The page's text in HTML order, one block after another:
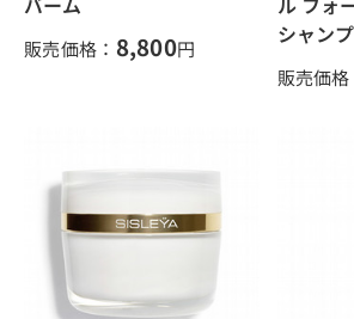
販売価格： 8,800円
シャン
販売価格